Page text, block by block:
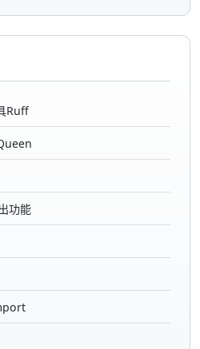
Ruff
功能